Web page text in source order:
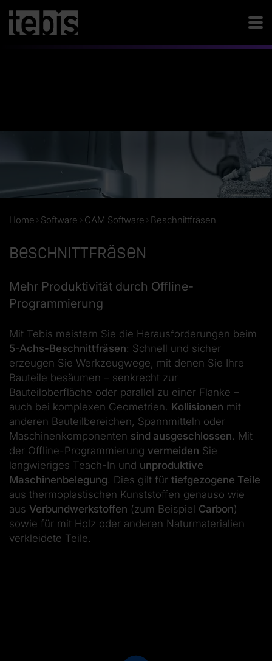
Home Software CAM Software Beschnittfräsen
Beschnittfräsen
Mehr Produktivität durch Offline-
Programmierung
Mit Tebis meistern Sie die Herausforderungen beim
5-Achs-Beschnittfräsen: Schnell und sicher
erzeugen Sie Werkzeugwege, mit denen Sie Ihre
Bauteile besäumen – senkrecht zur
Bauteiloberfläche oder parallel zu einer Flanke –
auch bei komplexen Geometrien. Kollisionen mit
anderen Bauteilbereichen, Spannmitteln oder
Maschinenkomponenten sind ausgeschlossen. Mit
der Offline-Programmierung vermeiden Sie
langwieriges Teach-In und unproduktive
Maschinenbelegung. Dies gilt für tiefgezogene Teile
aus thermoplastischen Kunststoffen genauso wie
aus Verbundwerkstoffen (zum Beispiel Carbon)
sowie für mit Holz oder anderen Naturmaterialien
verkleidete Teile.